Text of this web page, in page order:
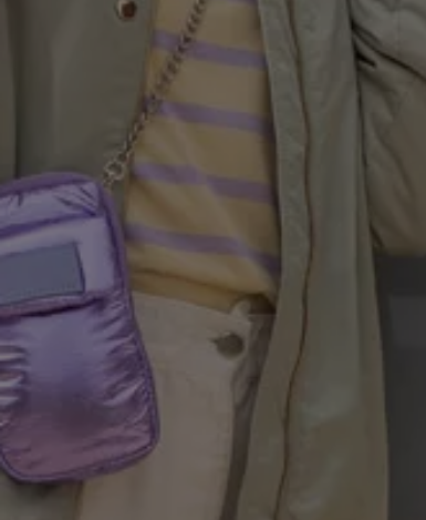
Il Bar del Lunedì
VanLife Stories
75 anni di Bulli
Guida autonoma
ID. Buzz al World Ducati Week 2026